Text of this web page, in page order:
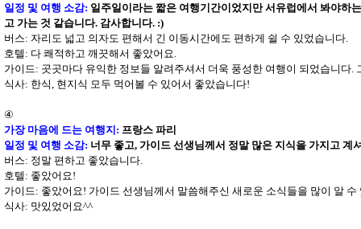
일정 및 여행 소감: 일주일이라는 짧은 여행기간이었지만 서유럽에서 봐야하
고 가는 것 같습니다. 감사합니다. :)
버스: 자리도 넓고 의자도 편해서 긴 이동시간에도 편하게 쉴 수 있었습니다.
호텔 : 다 쾌적하고 깨끗해서 좋았어요.
가이드 : 곳곳마다 유익한 정보들 알려주셔서 더욱 풍성한 여행이 되었습니다
식사: 한식, 현지식 모두 먹어볼 수 있어서 좋았습니다!
④
가장 마음에 드는 여행지: 프랑스 파리
일정 및 여행 소감: 너무 좋고, 가이드 선생님께서 정말 많은 지식을 가지고
버스: 정말 편하고 좋았습니다.
호텔 : 좋았어요!
가이드 : 좋았어요! 가이드 선생님께서 말씀해주신 새로운 소식들을 많이 알
식사: 맛있었어요^^